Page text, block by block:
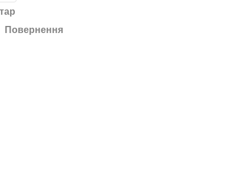
Повернення